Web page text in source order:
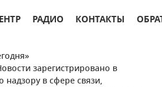
РАДИО КОНТАКТЫ
зарегистрировано в
в сфере связи,